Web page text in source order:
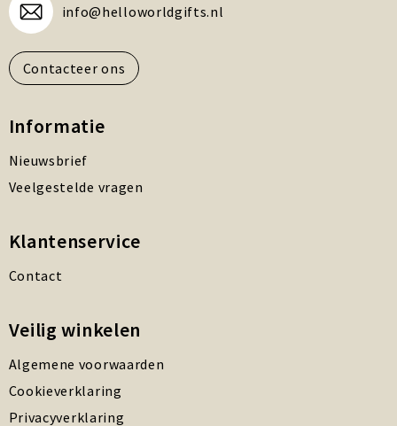
info@helloworldgifts.nl
Contacteer ons
Informatie
Nieuwsbrief
Veelgestelde vragen
Klantenservice
Contact
Veilig winkelen
Algemene voorwaarden
Cookieverklaring
Privacyverklaring